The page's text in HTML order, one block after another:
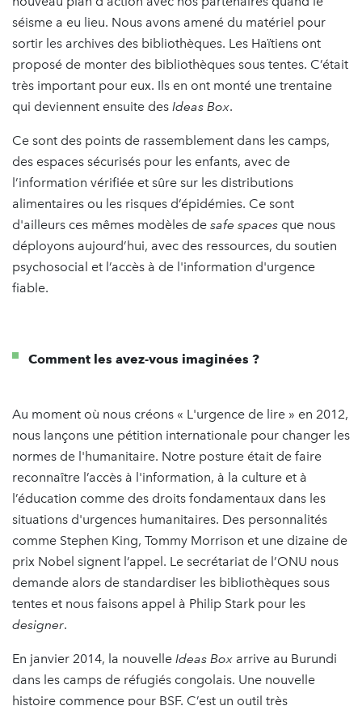
séisme a eu lieu. Nous avons amené du matériel pour
sortir les archives des bibliothèques. Les Haïtiens ont
proposé de monter des bibliothèques sous tentes. C’était
très important pour eux. Ils en ont monté une trentaine
qui deviennent ensuite des Ideas Box.
Ce sont des points de rassemblement dans les camps,
des espaces sécurisés pour les enfants, avec de
l’information vérifiée et sûre sur les distributions
alimentaires ou les risques d’épidémies. Ce sont
d'ailleurs ces mêmes modèles de safe spaces que nous
déployons aujourd’hui, avec des ressources, du soutien
psychosocial et l’accès à de l'information d'urgence
fiable.
Comment les avez-vous imaginées ?
Au moment où nous créons « L'urgence de lire » en 2012,
nous lançons une pétition internationale pour changer les
normes de l'humanitaire. Notre posture était de faire
reconnaître l’accès à l'information, à la culture et à
l’éducation comme des droits fondamentaux dans les
situations d'urgences humanitaires. Des personnalités
comme Stephen King, Tommy Morrison et une dizaine de
prix Nobel signent l’appel. Le secrétariat de l’ONU nous
demande alors de standardiser les bibliothèques sous
tentes et nous faisons appel à Philip Stark pour les
designer.
En janvier 2014, la nouvelle Ideas Box arrive au Burundi
dans les camps de réfugiés congolais. Une nouvelle
histoire commence pour BSF. C’est un outil très